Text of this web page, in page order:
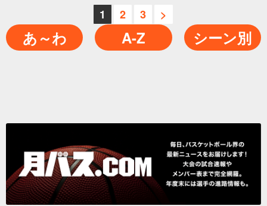
1 2 3 >
あ～わ A-Z シーン別